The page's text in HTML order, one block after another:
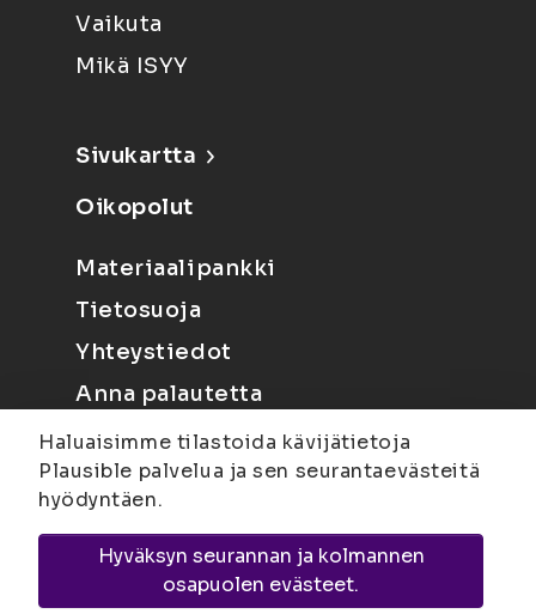
Vaikuta
Mikä ISYY
Sivukartta
Oikopolut
Materiaalipankki
Tietosuoja
Yhteystiedot
Anna palautetta
Joensuu
Suvantokatu 6, 80100 Joensuu |
KuopioYliopistonranta 15, PL 1627, 70211
Haluaisimme tilastoida kävijätietoja
Plausible palvelua ja sen seurantaevästeitä
hyödyntäen.
Hyväksyn seurannan ja kolmannen
osapuolen evästeet.